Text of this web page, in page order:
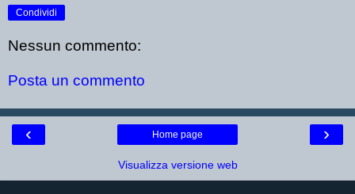
Condividi
Nessun commento:
Posta un commento
‹ ›
Home page
Visualizza versione web